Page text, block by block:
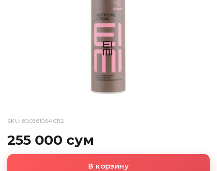
SKU: 8005610640112
255 000 сум
В корзину